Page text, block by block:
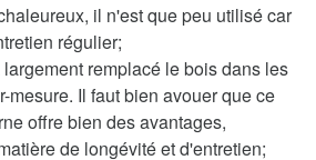
il n'est que peu utilisé car
régulier;
remplacé le bois dans les
mesure. Il faut bien avouer que ce
offre bien des avantages,
de longévité et d'entretien;